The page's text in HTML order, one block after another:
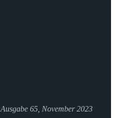
Ausgabe 65, November 2023